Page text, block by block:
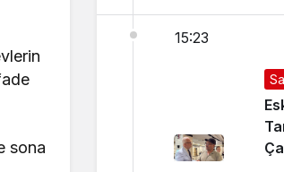
sona
15:23